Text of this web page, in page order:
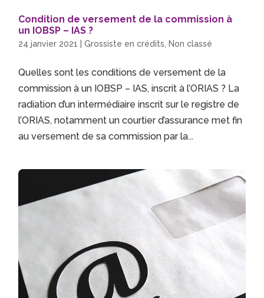
Condition de versement de la commission à
un IOBSP – IAS ?
24 janvier 2021 |Grossiste en crédits, Non classé
Quelles sont les conditions de versement de la
commission à un IOBSP – IAS, inscrit à l’ORIAS ? La
radiation d’un intermédiaire inscrit sur le registre de
l’ORIAS, notamment un courtier d’assurance met fin
au versement de sa commission par la...